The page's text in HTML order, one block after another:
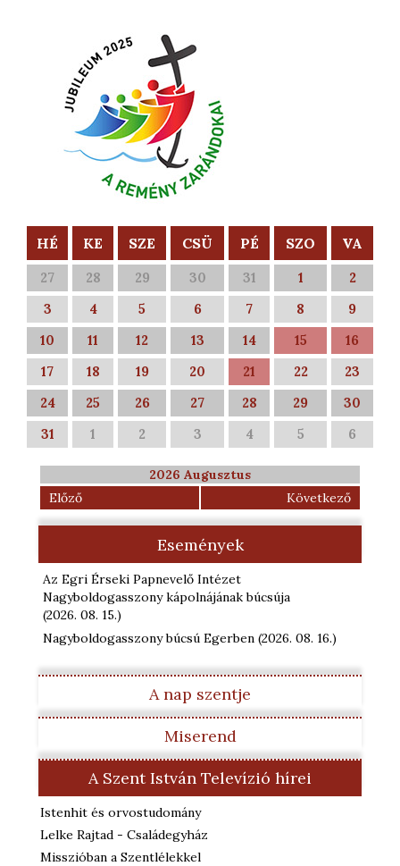
HÉ KE SZE CSÜ PÉ SZO VA
27 28 29 30 31 1
2
3
4 5 6 7 8
9
10
11 12 13 14 15
16
17
18 19 20 21 22
23
24
25 26 27 28 29
30
31
1 2 3 4 5 6
2026 Augusztus
Előző
Következő
Események
Az Egri Érseki Papnevelő Intézet
Nagyboldogasszony kápolnájának búcsúja
(2026. 08. 15.)
Nagyboldogasszony búcsú Egerben (2026. 08. 16.)
A nap szentje
Miserend
A Szent István Televízió hírei
Istenhit és orvostudomány
Lelke Rajtad - Családegyház
Misszióban a Szentlélekkel